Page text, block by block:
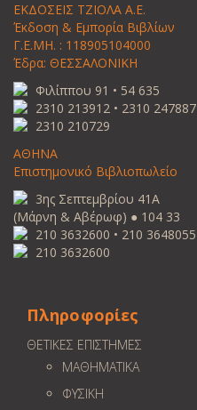
ΕΚΔΟΣΕΙΣ ΤΖΙΟΛΑ Α.Ε.
Έκδοση & Εμπορία Βιβλίων
Γ.Ε.ΜΗ. : 118905104000
Έδρα: ΘΕΣΣΑΛΟΝΙΚΗ
Φιλίππου 91 • 54 635
2310 213912 • 2310 247887
2310 210729
ΑΘΗΝΑ
Επιστημονικό Βιβλιοπωλείο
3ης Σεπτεμβρίου 41Α
(Μάρνη & Αβέρωφ) ● 104 33
210 3632600 • 210 3648055
210 3632600
Πληροφορίες
ΘΕΤΙΚΕΣ ΕΠΙΣΤΗΜΕΣ
ΜΑΘΗΜΑΤΙΚΑ
ΦΥΣΙΚΗ